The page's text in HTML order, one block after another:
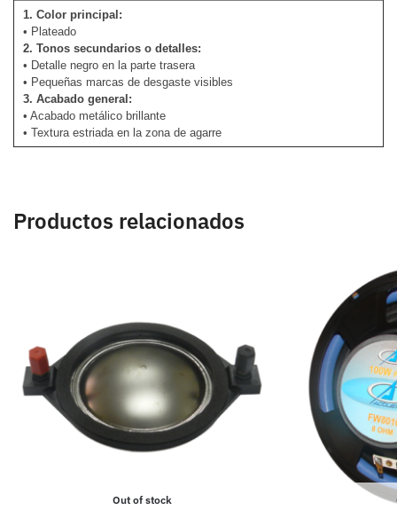
1. Color principal:
• Plateado
2. Tonos secundarios o detalles:
• Detalle negro en la parte trasera
• Pequeñas marcas de desgaste visibles
3. Acabado general:
• Acabado metálico brillante
• Textura estriada en la zona de agarre
Productos relacionados
Out of stock